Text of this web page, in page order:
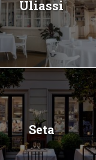
Uliassi
Seta